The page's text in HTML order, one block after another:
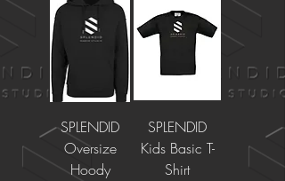
SPLENDID
Oversize
Hoody
SPLENDID
Kids Basic T-
Shirt